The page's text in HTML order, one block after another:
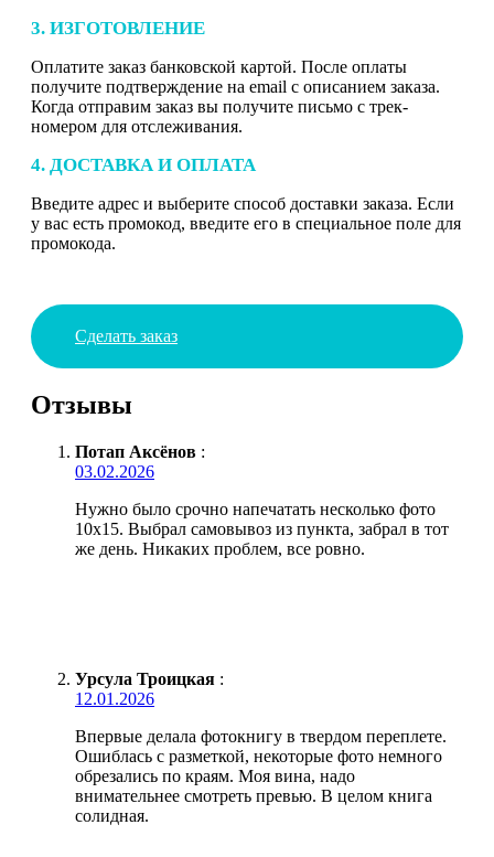
3. ИЗГОТОВЛЕНИЕ
Оплатите заказ банковской картой. После оплаты
получите подтверждение на email с описанием заказа.
Когда отправим заказ вы получите письмо с трек-
номером для отслеживания.
4. ДОСТАВКА И ОПЛАТА
Введите адрес и выберите способ доставки заказа. Если
у вас есть промокод, введите его в специальное поле для
промокода.
Сделать заказ
Отзывы
Потап Аксёнов :
03.02.2026
Нужно было срочно напечатать несколько фото
10х15. Выбрал самовывоз из пункта, забрал в тот
же день. Никаких проблем, все ровно.
Урсула Троицкая :
12.01.2026
Впервые делала фотокнигу в твердом переплете.
Ошиблась с разметкой, некоторые фото немного
обрезались по краям. Моя вина, надо
внимательнее смотреть превью. В целом книга
солидная.